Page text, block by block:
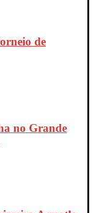
de
no Grande